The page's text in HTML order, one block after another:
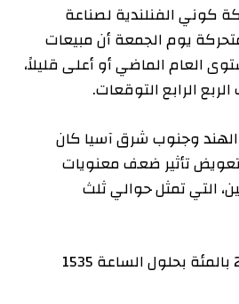
كوني الفنلندية لصناعة
يوم الجمعة أن مبيعات
العام الماضي أو أعلى قليلاً،
الرابع التوقعات.
وجنوب شرق آسيا كان
تأثير ضعف معنويات
التي تمثل حوالي ثلث
وارتفعت أسهمها 2.8 بالمئة بحلول الساعة 1535